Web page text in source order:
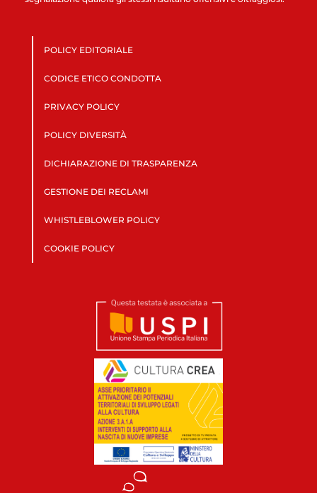
POLICY EDITORIALE
CODICE ETICO CONDOTTA
PRIVACY POLICY
POLICY DIVERSITÀ
DICHIARAZIONE DI TRASPARENZA
GESTIONE DEI RECLAMI
WHISTLEBLOWER POLICY
COOKIE POLICY